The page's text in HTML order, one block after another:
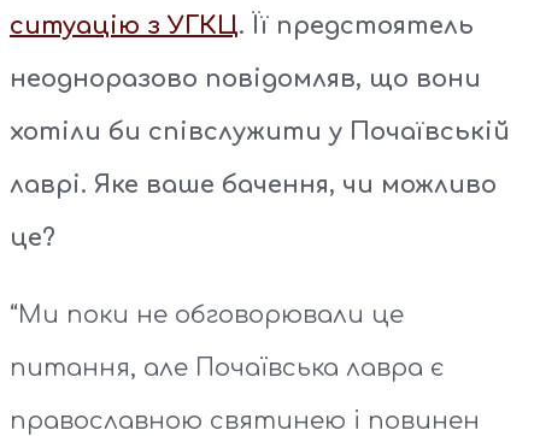
ситуацію з УГКЦ. Її предстоятель
неодноразово повідомляв, що вони
хотіли би співслужити у Почаївській
лаврі. Яке ваше бачення, чи можливо
це?
“Ми поки не обговорювали це
питання, але Почаївська лавра є
православною святинею і повинен